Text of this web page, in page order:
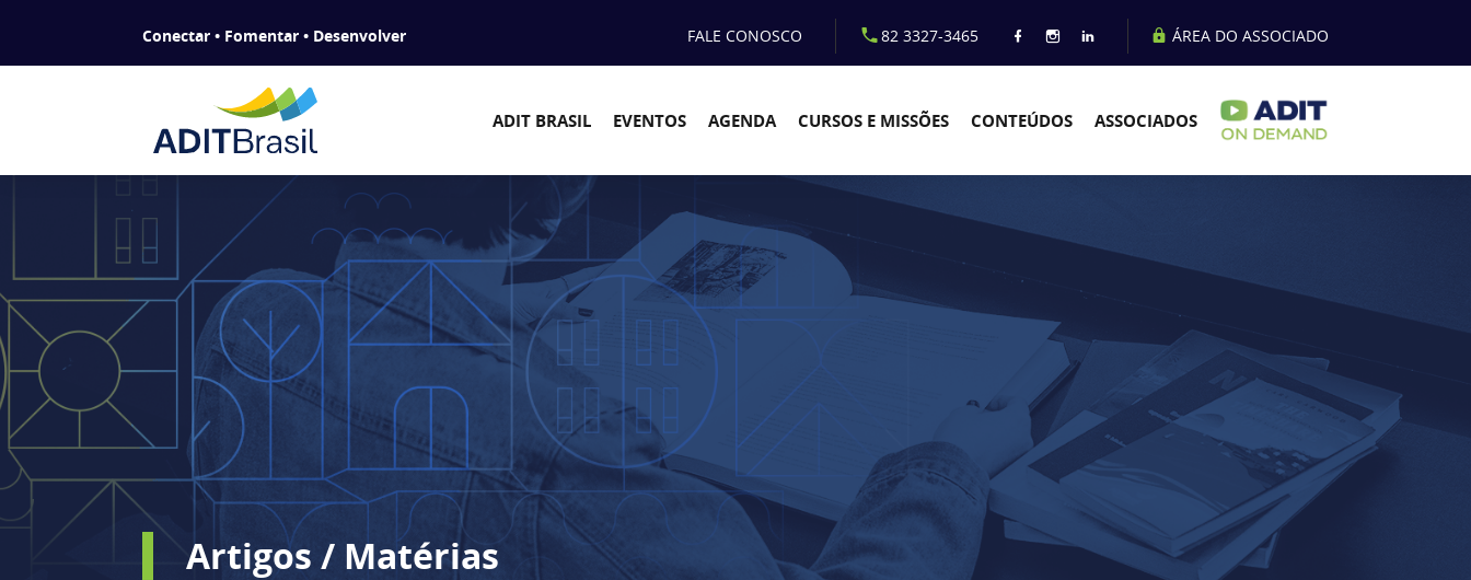
Conectar • Fomentar • Desenvolver FALE CONOSCO 82 3327-3465 ÁREA DO ASSOCIADO
ADIT BRASIL EVENTOS AGENDA CURSOS E MISSÕES CONTEÚDOS ASSOCIADOS
Artigos / Matérias